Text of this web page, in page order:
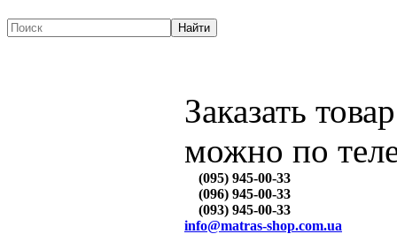
Заказать товар
можно по
(095) 945-00-33
(096) 945-00-33
(093) 945-00-33
info@matras-shop.com.ua